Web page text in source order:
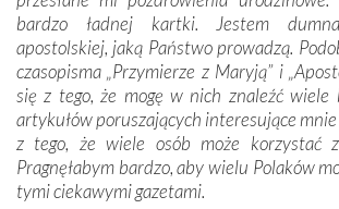
się Jej ufnie oddają, a także każdą
Jej siebie oraz swych bliskich.
Dzieje Portugalii to również historia
odstępstw, także w życiu władców.
wymiarze tak osobistym, jak i
konieczności ciągłego zabiegania o
Opatrzności. Wierność przynosi
przynajmniej w życiu duchowym.
bardzo ładnej kartki. Jestem
apostolskiej, jaką Państwo prowadzą.
czasopisma „Przymierze z Maryją” i
się z tego, że mogę w nich znaleźć wiele
artykułów poruszających interesujące
z tego, że wiele osób może korzystać
Pragnęłabym bardzo, aby wielu Polaków
tymi ciekawymi gazetami.